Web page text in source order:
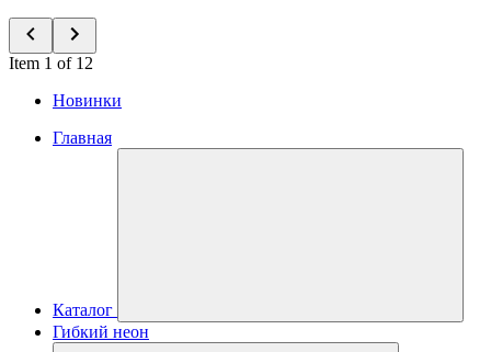
Item 1 of 12
Новинки
Главная
Каталог
Гибкий неон